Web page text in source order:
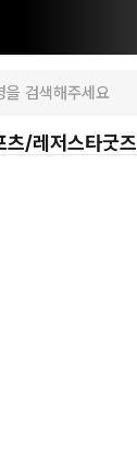
츠/레저스타굿즈